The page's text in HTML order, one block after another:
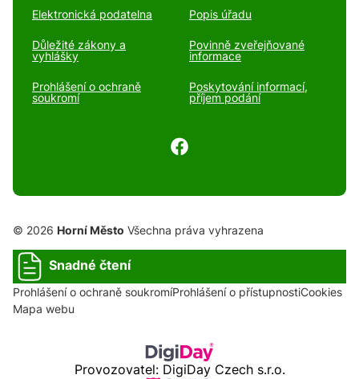
Elektronická podatelna Popis úřadu
Důležité zákony a
vyhlášky
Povinně zveřejňované
informace
Prohlášení o ochraně
soukromí
Poskytování informací,
příjem podání
© 2026 Horní Město Všechna práva vyhrazena
Snadné čtení
Prohlášení o ochraně soukromíProhlášení o přístupnostiCookies
Mapa webu
Provozovatel: DigiDay Czech s.r.o.